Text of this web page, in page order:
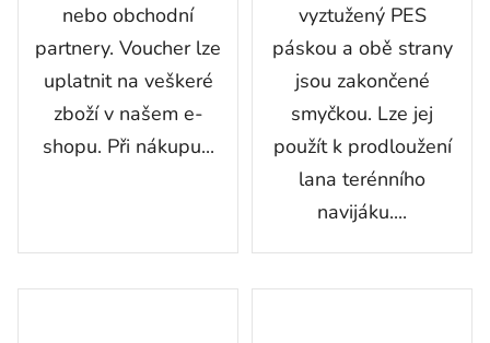
nebo obchodní
partnery. Voucher lze
uplatnit na veškeré
zboží v našem e-
shopu. Při nákupu...
vyztužený PES
páskou a obě strany
jsou zakončené
smyčkou. Lze jej
použít k prodloužení
lana terénního
navijáku....